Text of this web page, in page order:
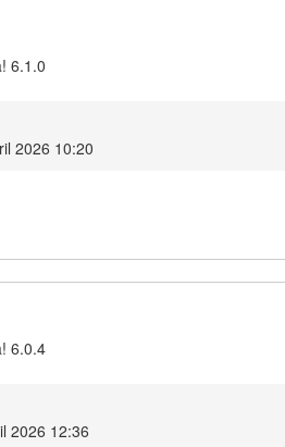
6.1.0
2026 10:20
6.0.4
2026 12:36